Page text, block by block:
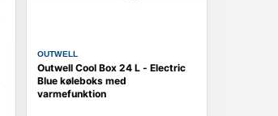
OUTWELL
Outwell Cool Box 24 L - Electric
Blue køleboks med
varmefunktion